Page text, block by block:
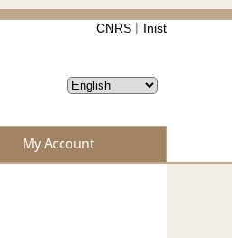
CNRS Inist
My Account